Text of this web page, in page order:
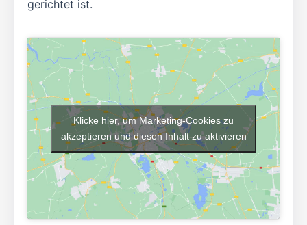
gerichtet ist.
Klicke hier, um Marketing-Cookies zu
akzeptieren und diesen Inhalt zu aktivieren